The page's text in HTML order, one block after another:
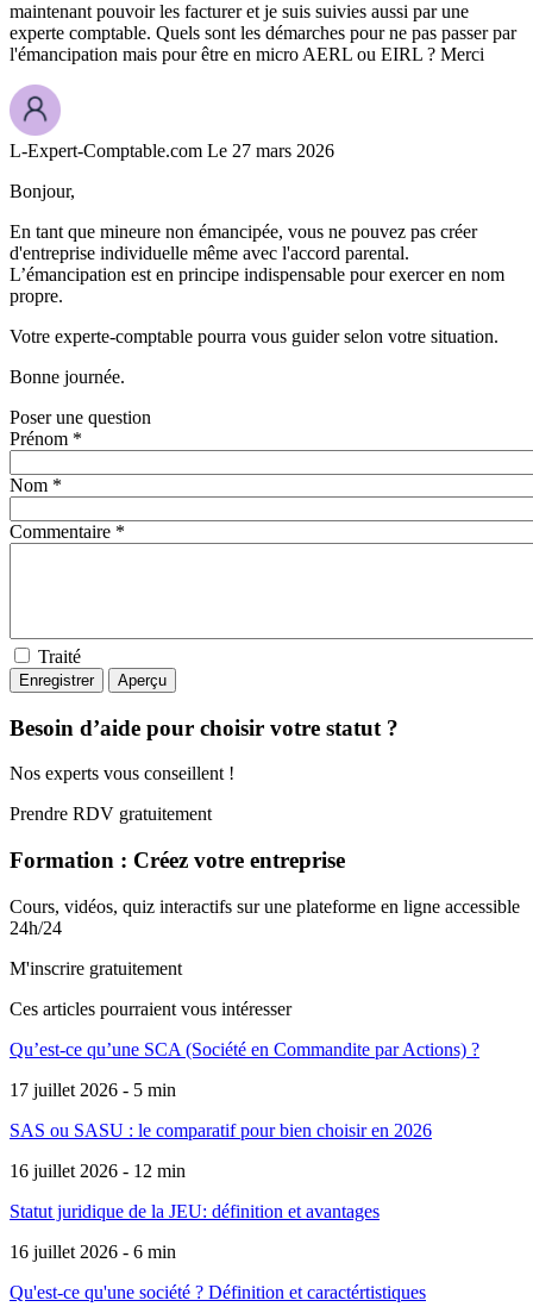
maintenant pouvoir les facturer et je suis suivies aussi par une
experte comptable. Quels sont les démarches pour ne pas passer par
l'émancipation mais pour être en micro AERL ou EIRL ? Merci
L-Expert-Comptable.com Le 27 mars 2026
Bonjour,
En tant que mineure non émancipée, vous ne pouvez pas créer
d'entreprise individuelle même avec l'accord parental.
L’émancipation est en principe indispensable pour exercer en nom
propre.
Votre experte-comptable pourra vous guider selon votre situation.
Bonne journée.
Poser une question
Prénom *
Nom *
Commentaire *
Traité
Besoin d’aide pour choisir votre statut ?
Nos experts vous conseillent !
Prendre RDV gratuitement
Formation : Créez votre entreprise
Cours, vidéos, quiz interactifs sur une plateforme en ligne accessible
24h/24
M'inscrire gratuitement
Ces articles pourraient vous intéresser
Qu’est-ce qu’une SCA (Société en Commandite par Actions) ?
17 juillet 2026 - 5 min
SAS ou SASU : le comparatif pour bien choisir en 2026
16 juillet 2026 - 12 min
Statut juridique de la JEU: définition et avantages
16 juillet 2026 - 6 min
Qu'est-ce qu'une société ? Définition et caractértistiques